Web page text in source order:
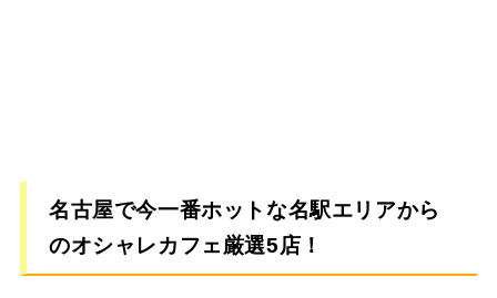
名古屋で今一番ホットな名駅エリアから
のオシャレカフェ厳選5店！